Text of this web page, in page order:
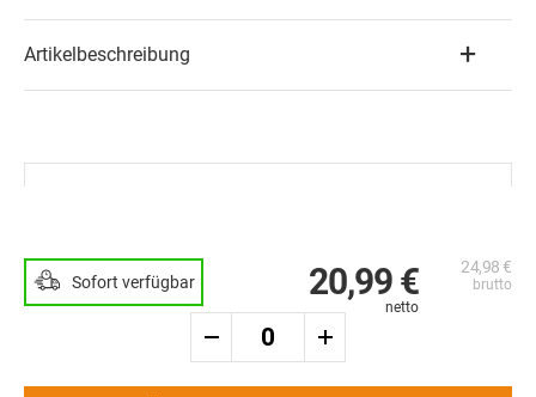
24,98 €
20,99 €
Sofort verfügbar
Bildergalerie
springen
Artikelbeschreibung